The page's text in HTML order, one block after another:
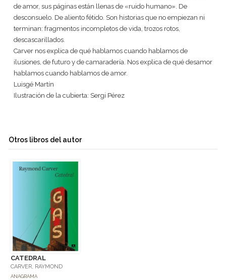
de amor, sus páginas están llenas de «ruido humano». De
desconsuelo. De aliento fétido. Son historias que no empiezan ni
terminan: fragmentos incompletos de vida, trozos rotos,
descascarillados.
Carver nos explica de qué hablamos cuando hablamos de
ilusiones, de futuro y de camaradería. Nos explica de qué desamor
hablamos cuando hablamos de amor.
Luisgé Martín
Ilustración de la cubierta: Sergi Pérez
Otros libros del autor
CATEDRAL
CARVER, RAYMOND
ANAGRAMA